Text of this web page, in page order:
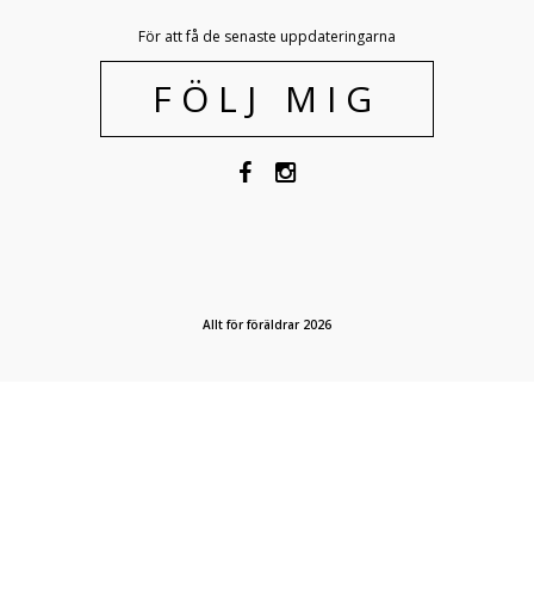
För att få de senaste uppdateringarna
FÖLJ MIG
Allt för föräldrar 2026